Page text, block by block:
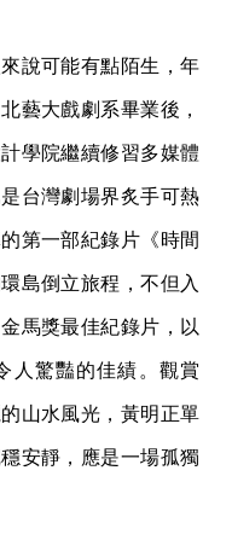
說可能有點陌生，年
藝大戲劇系畢業後，
學院繼續修習多媒體
台灣劇場界炙手可熱
第一部紀錄片《時間
島倒立旅程，不但入
馬獎最佳紀錄片，以
人驚豔的佳績。觀賞
山水風光，黃明正單
安靜，應是一場孤獨